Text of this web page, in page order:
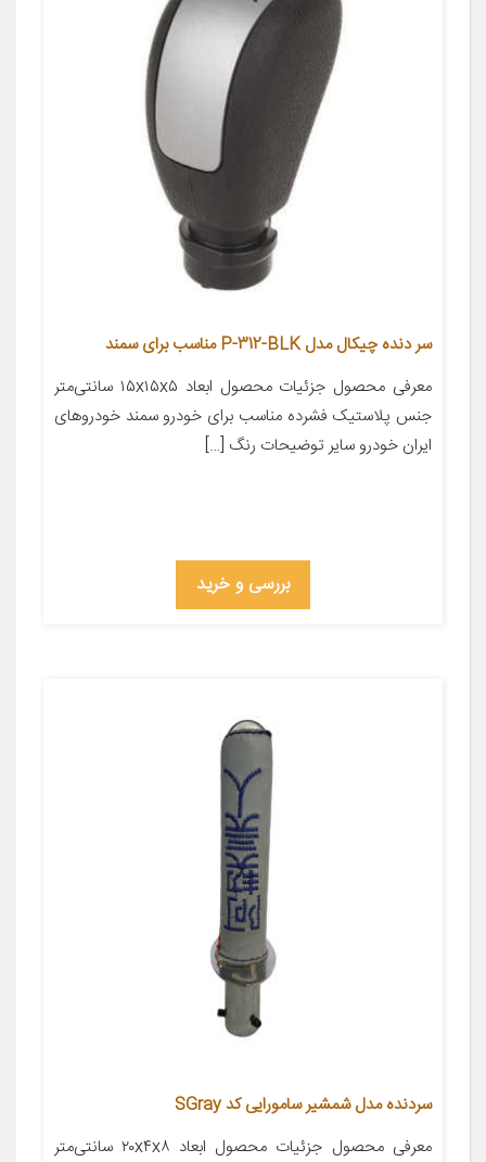
سر دنده چیکال مدل P-312-BLK مناسب برای سمند
معرفی محصول جزئیات محصول ابعاد ۱۵x۱۵x۵ سانتی‌متر
جنس پلاستیک فشرده مناسب برای خودرو سمند خودروهای
ایران خودرو سایر توضیحات رنگ […]
بررسی و خرید
سردنده مدل شمشیر سامورایی کد SGray
معرفی محصول جزئیات محصول ابعاد ۲۰x۴x۸ سانتی‌متر